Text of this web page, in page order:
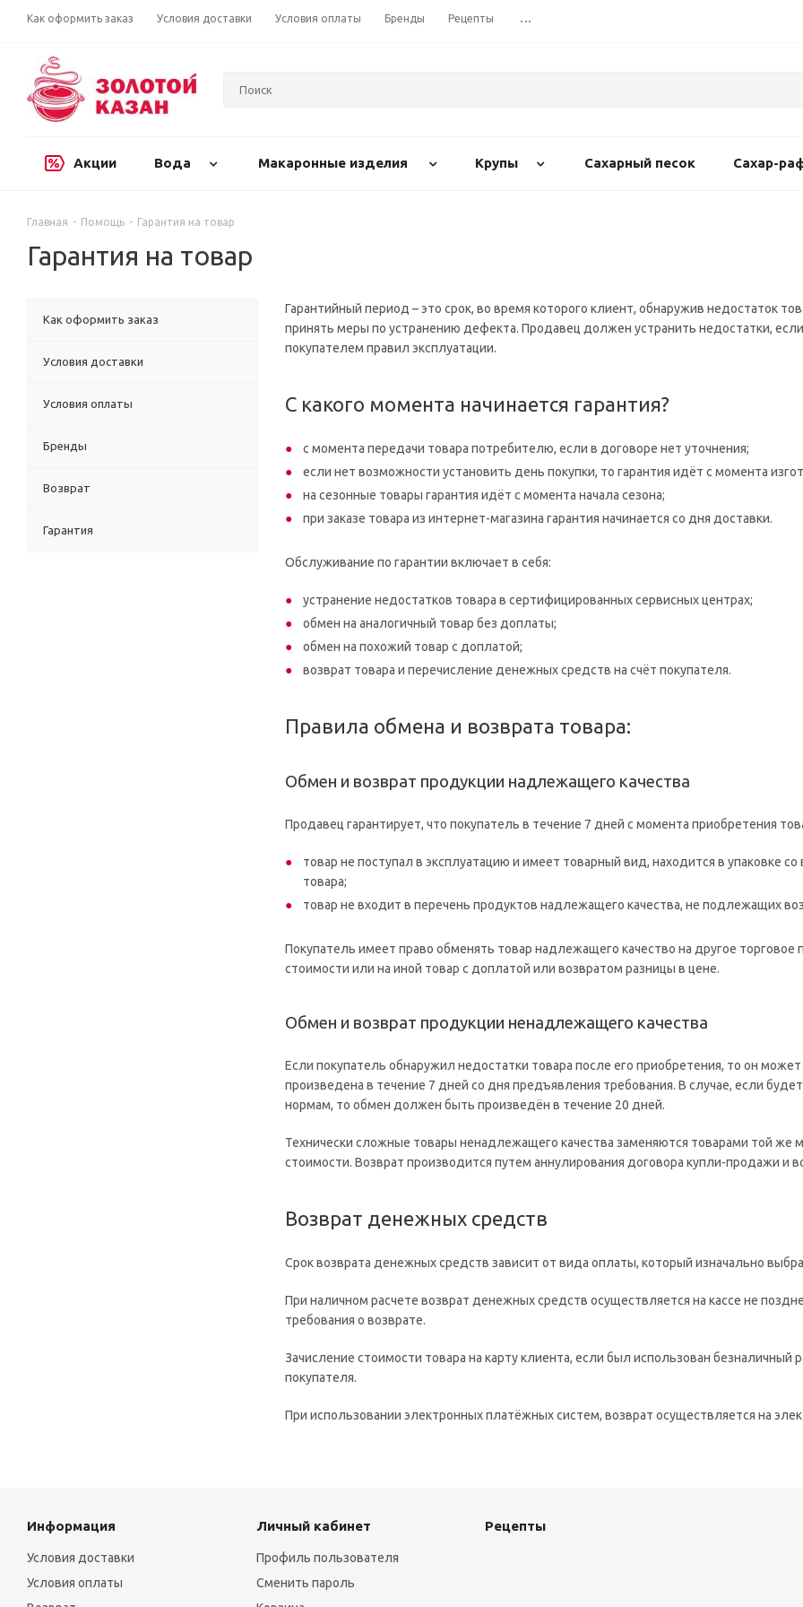
Как оформить заказ Условия доставки Условия оплаты Бренды Рецепты ...
Акции Вода Макаронные изделия Крупы Сахарный песок Сахар-
Главная - Помощь - Гарантия на товар
Гарантия на товар
Гарантийный период – это срок, во время которого клиент, обнаружив недостаток
принять меры по устранению дефекта. Продавец должен устранить недостатки,
покупателем правил эксплуатации.
С какого момента начинается гарантия?
с момента передачи товара потребителю, если в договоре нет уточнения;
если нет возможности установить день покупки, то гарантия идёт с момента
на сезонные товары гарантия идёт с момента начала сезона;
при заказе товара из интернет-магазина гарантия начинается со дня доставки.
Обслуживание по гарантии включает в себя:
устранение недостатков товара в сертифицированных сервисных центрах;
обмен на аналогичный товар без доплаты;
обмен на похожий товар с доплатой;
возврат товара и перечисление денежных средств на счёт покупателя.
Правила обмена и возврата товара:
Обмен и возврат продукции надлежащего качества
Продавец гарантирует, что покупатель в течение 7 дней с момента приобретения
товар не поступал в эксплуатацию и имеет товарный вид, находится в упаковке
товара;
товар не входит в перечень продуктов надлежащего качества, не подлежащих
Покупатель имеет право обменять товар надлежащего качество на другое
стоимости или на иной товар с доплатой или возвратом разницы в цене.
Обмен и возврат продукции ненадлежащего качества
Если покупатель обнаружил недостатки товара после его приобретения, то он
произведена в течение 7 дней со дня предъявления требования. В случае, если
нормам, то обмен должен быть произведён в течение 20 дней.
Технически сложные товары ненадлежащего качества заменяются товарами той же
стоимости. Возврат производится путем аннулирования договора купли-продажи и
Возврат денежных средств
Срок возврата денежных средств зависит от вида оплаты, который изначально
При наличном расчете возврат денежных средств осуществляется на кассе не
требования о возврате.
Зачисление стоимости товара на карту клиента, если был использован безналичный
покупателя.
При использовании электронных платёжных систем, возврат осуществляется на
Как оформить заказ
Условия доставки
Условия оплаты
Бренды
Возврат
Гарантия
Информация
Условия доставки
Условия оплаты
Личный кабинет
Профиль пользователя
Сменить пароль
Рецепты